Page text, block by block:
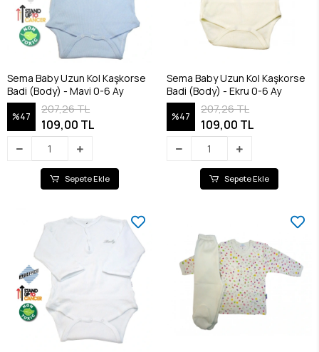
Sema Baby Uzun Kol Kaşkorse
Badi (Body) - Mavi 0-6 Ay
%47
207,26 TL
109,00 TL
Sepete Ekle
Sema Baby Uzun Kol Kaşkorse
Badi (Body) - Ekru 0-6 Ay
%47
207,26 TL
109,00 TL
Sepete Ekle